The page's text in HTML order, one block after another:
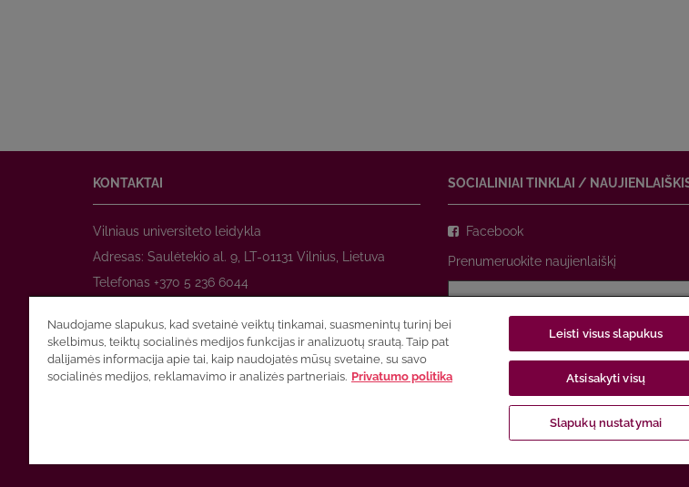
KONTAKTAI
Vilniaus universiteto leidykla
Adresas: Saulėtekio al. 9, LT-01131 Vilnius, Lietuva
Telefonas +370 5 236 6044
El. paštasprekyba@leidykla.vu.lt
www.zurnalai.vu.lt
SOCIALINIAI TINKLAI /
Facebook
Prenumeruokite naujienlaiškį
privatumo politika
Naudojame slapukus, kad svetainė veiktų tinkamai, suasmenintų turinį bei
skelbimus, teiktų socialinės medijos funkcijas ir analizuotų srautą. Taip pat
dalijamės informacija apie tai, kaip naudojatės mūsų svetaine, su savo
socialinės medijos, reklamavimo ir analizės partneriais. Privatumo politika
Leisti visus slapukus
Atsisakyti visų
Slapukų nustatymai